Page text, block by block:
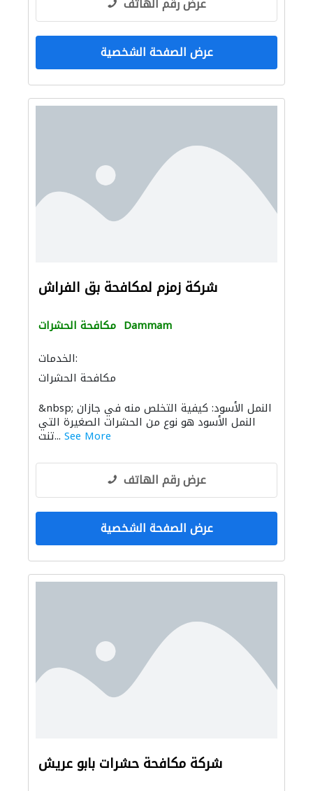
عرض الصفحة الشخصية
شركة زمزم لمكافحة بق الفراش
مكافحة الحشرات Dammam
الخدمات:
مكافحة الحشرات
&nbsp; النمل الأسود: كيفية التخلص منه في جازان
النمل الأسود هو نوع من الحشرات الصغيرة التي
تنت... See More
عرض رقم الهاتف
عرض الصفحة الشخصية
شركة مكافحة حشرات بابو عريش